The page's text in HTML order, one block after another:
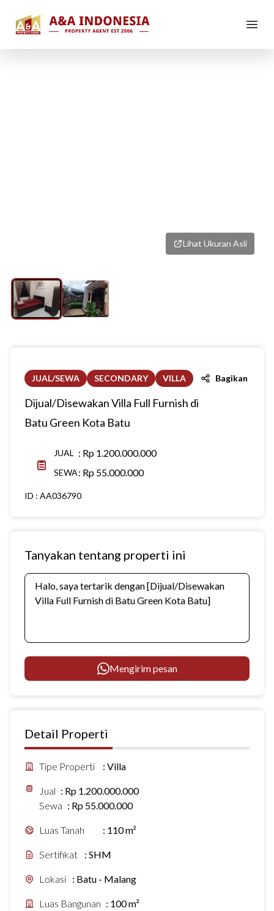
Lihat Ukuran Asli
JUAL/SEWA SECONDARY VILLA Bagikan
Dijual/Disewakan Villa Full Furnish di
Batu Green Kota Batu
JUAL : Rp 1.200.000.000
SEWA: Rp 55.000.000
ID : AA036790
Tanyakan tentang properti ini
Mengirim pesan
Detail Properti
Tipe Properti : Villa
Jual : Rp 1.200.000.000
Sewa : Rp 55.000.000
Luas Tanah : 110 m²
Sertifikat : SHM
Lokasi : Batu - Malang
Luas Bangunan : 100 m²